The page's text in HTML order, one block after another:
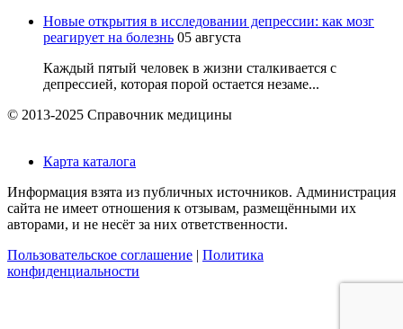
Новые открытия в исследовании депрессии: как мозг
реагирует на болезнь 05 августа
Каждый пятый человек в жизни сталкивается с
депрессией, которая порой остается незаме...
© 2013-2025 Справочник медицины
Карта каталога
Информация взята из публичных источников. Администрация
сайта не имеет отношения к отзывам, размещёнными их
авторами, и не несёт за них ответственности.
Пользовательское соглашение
Политика
конфиденциальности